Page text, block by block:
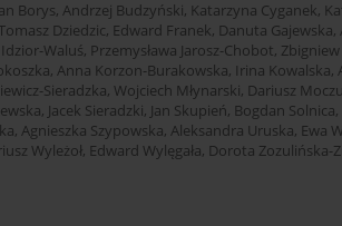
Borys, Andrzej Budzyński, Katarzyna Cyganek,
Dziedzic, Edward Franek, Danuta Gajewska,
Waluś, Przemysława Jarosz-Chobot,
, Anna Korzon-Burakowska, Irina Kowalska,
Sieradzka, Wojciech Młynarski, Dariusz
, Jacek Sieradzki, Jan Skupień, Bogdan Solnica,
, Agnieszka Szypowska, Aleksandra Uruska, Ewa
Wyleżoł, Edward Wylęgała, Dorota Zozulińska-